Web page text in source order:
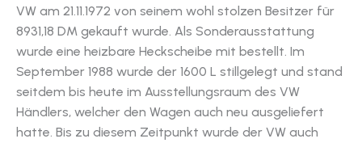
VW am 21.11.1972 von seinem wohl stolzen Besitzer für
8931,18 DM gekauft wurde. Als Sonderausstattung
wurde eine heizbare Heckscheibe mit bestellt. Im
September 1988 wurde der 1600 L stillgelegt und stand
seitdem bis heute im Ausstellungsraum des VW
Händlers, welcher den Wagen auch neu ausgeliefert
hatte. Bis zu diesem Zeitpunkt wurde der VW auch